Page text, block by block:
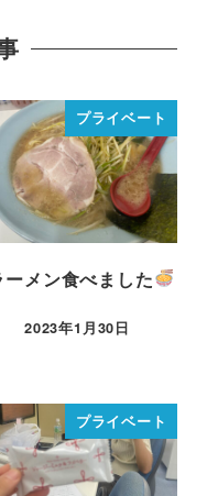
プライベート
ーメン食べました
2023年1月30日
プライベート